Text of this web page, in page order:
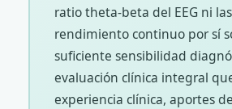
ratio theta-beta del EEG ni
rendimiento continuo por sí
suficiente sensibilidad
evaluación clínica integral
experiencia clínica, aportes